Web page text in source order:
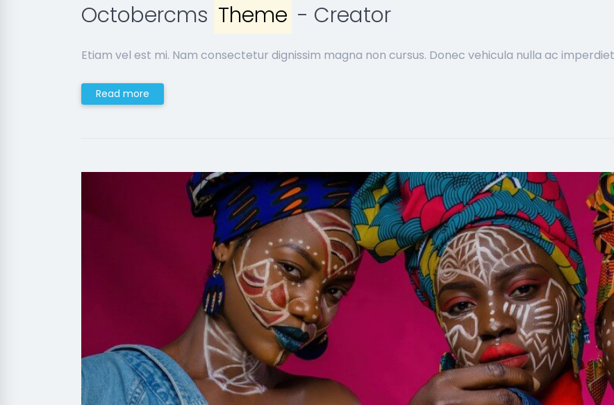
Octobercms Theme - Creator
Etiam vel est mi. Nam consectetur dignissim magna non cursus. Donec vehicula nulla ac
Read more